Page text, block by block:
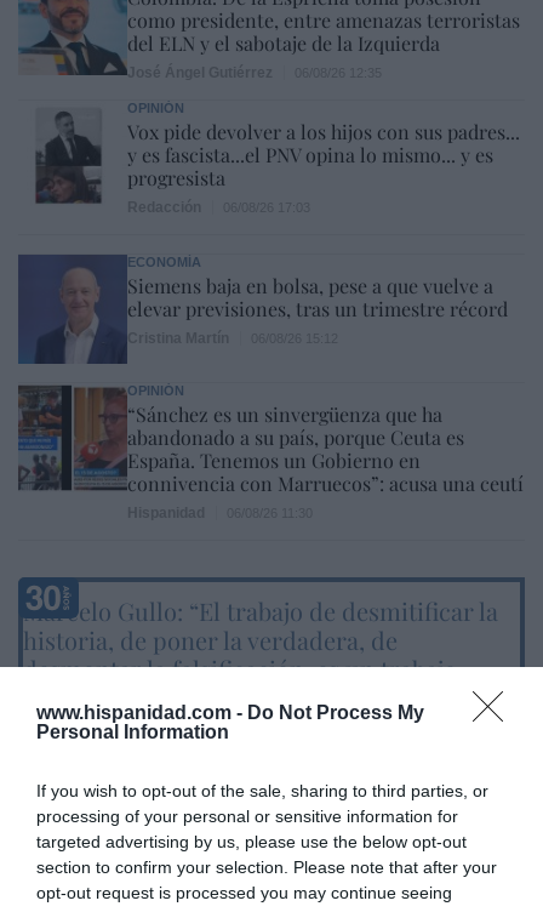
www.hispanidad.com - Do Not Process My
Personal Information
If you wish to opt-out of the sale, sharing to third parties, or
processing of your personal or sensitive information for
targeted advertising by us, please use the below opt-out
section to confirm your selection. Please note that after your
opt-out request is processed you may continue seeing
como presidente, entre amenazas terroristas
del ELN y el sabotaje de la Izquierda
OPINIÓN
Vox pide devolver a los hijos con sus padres...
y es fascista...el PNV opina lo mismo... y es
progresista
ECONOMÍA
Siemens baja en bolsa, pese a que vuelve a
elevar previsiones, tras un trimestre récord
OPINIÓN
“Sánchez es un sinvergüenza que ha
abandonado a su país, porque Ceuta es
España. Tenemos un Gobierno en
connivencia con Marruecos”: acusa una ceutí
Marcelo Gullo: “El trabajo de desmitificar la
historia, de poner la verdadera, de
desmontar la falsificación, es un trabajo
cristiano"
por Hispanidad
DIARIO DE LA CORRUPCIÓN SANCHISTA
Diario de la corrupción sanchista. La